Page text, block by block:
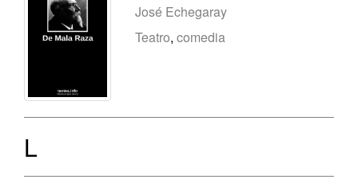
José Echegaray
Teatro,comedia
L